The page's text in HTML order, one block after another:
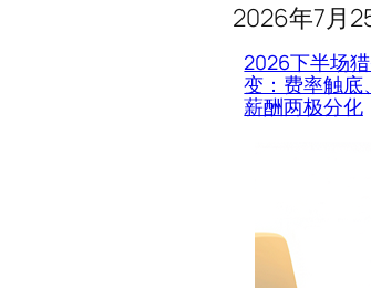
2026年7月
2026下半场
变：费率触底
薪酬两极分化